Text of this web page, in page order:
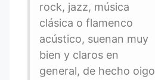
rock, jazz, música
clásica o flamenco
acústico, suenan muy
bien y claros en
general, de hecho oigo